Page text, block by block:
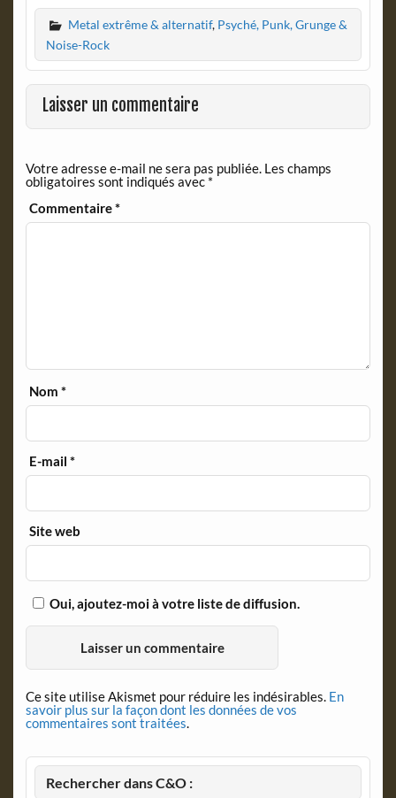
c
e
b
o
o
k
i
n
t
F
r
i
e
n
l
y
Metal extrême & alternatif, Psyché, Punk, Grunge &
Noise-Rock
Laisser un commentaire
Votre adresse e-mail ne sera pas publiée. Les champs
obligatoires sont indiqués avec *
Commentaire*
Nom*
E-mail*
Site web
Oui, ajoutez-moi à votre liste de diffusion.
Ce site utilise Akismet pour réduire les indésirables. En
savoir plus sur la façon dont les données de vos
commentaires sont traitées.
Rechercher dans C&O :